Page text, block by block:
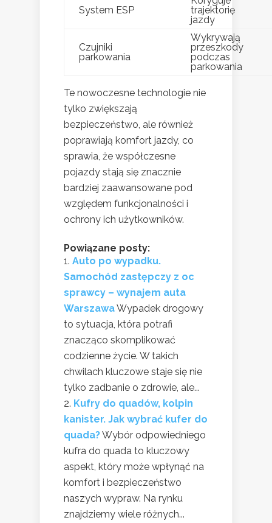
System ESP
trajektorię
jazdy
Czujniki
parkowania
Wykrywają
przeszkody
podczas
parkowania
Te nowoczesne technologie nie
tylko zwiększają
bezpieczeństwo, ale również
poprawiają komfort jazdy, co
sprawia, że współczesne
pojazdy stają się znacznie
bardziej zaawansowane pod
względem funkcjonalności i
ochrony ich użytkowników.
Powiązane posty:
Auto po wypadku.
Samochód zastępczy z oc
sprawcy – wynajem auta
WarszawaWypadek drogowy
to sytuacja, która potrafi
znacząco skomplikować
codzienne życie. W takich
chwilach kluczowe staje się nie
tylko zadbanie o zdrowie, ale...
Kufry do quadów, kolpin
kanister. Jak wybrać kufer do
quada?Wybór odpowiedniego
kufra do quada to kluczowy
aspekt, który może wpłynąć na
komfort i bezpieczeństwo
naszych wypraw. Na rynku
znajdziemy wiele różnych...